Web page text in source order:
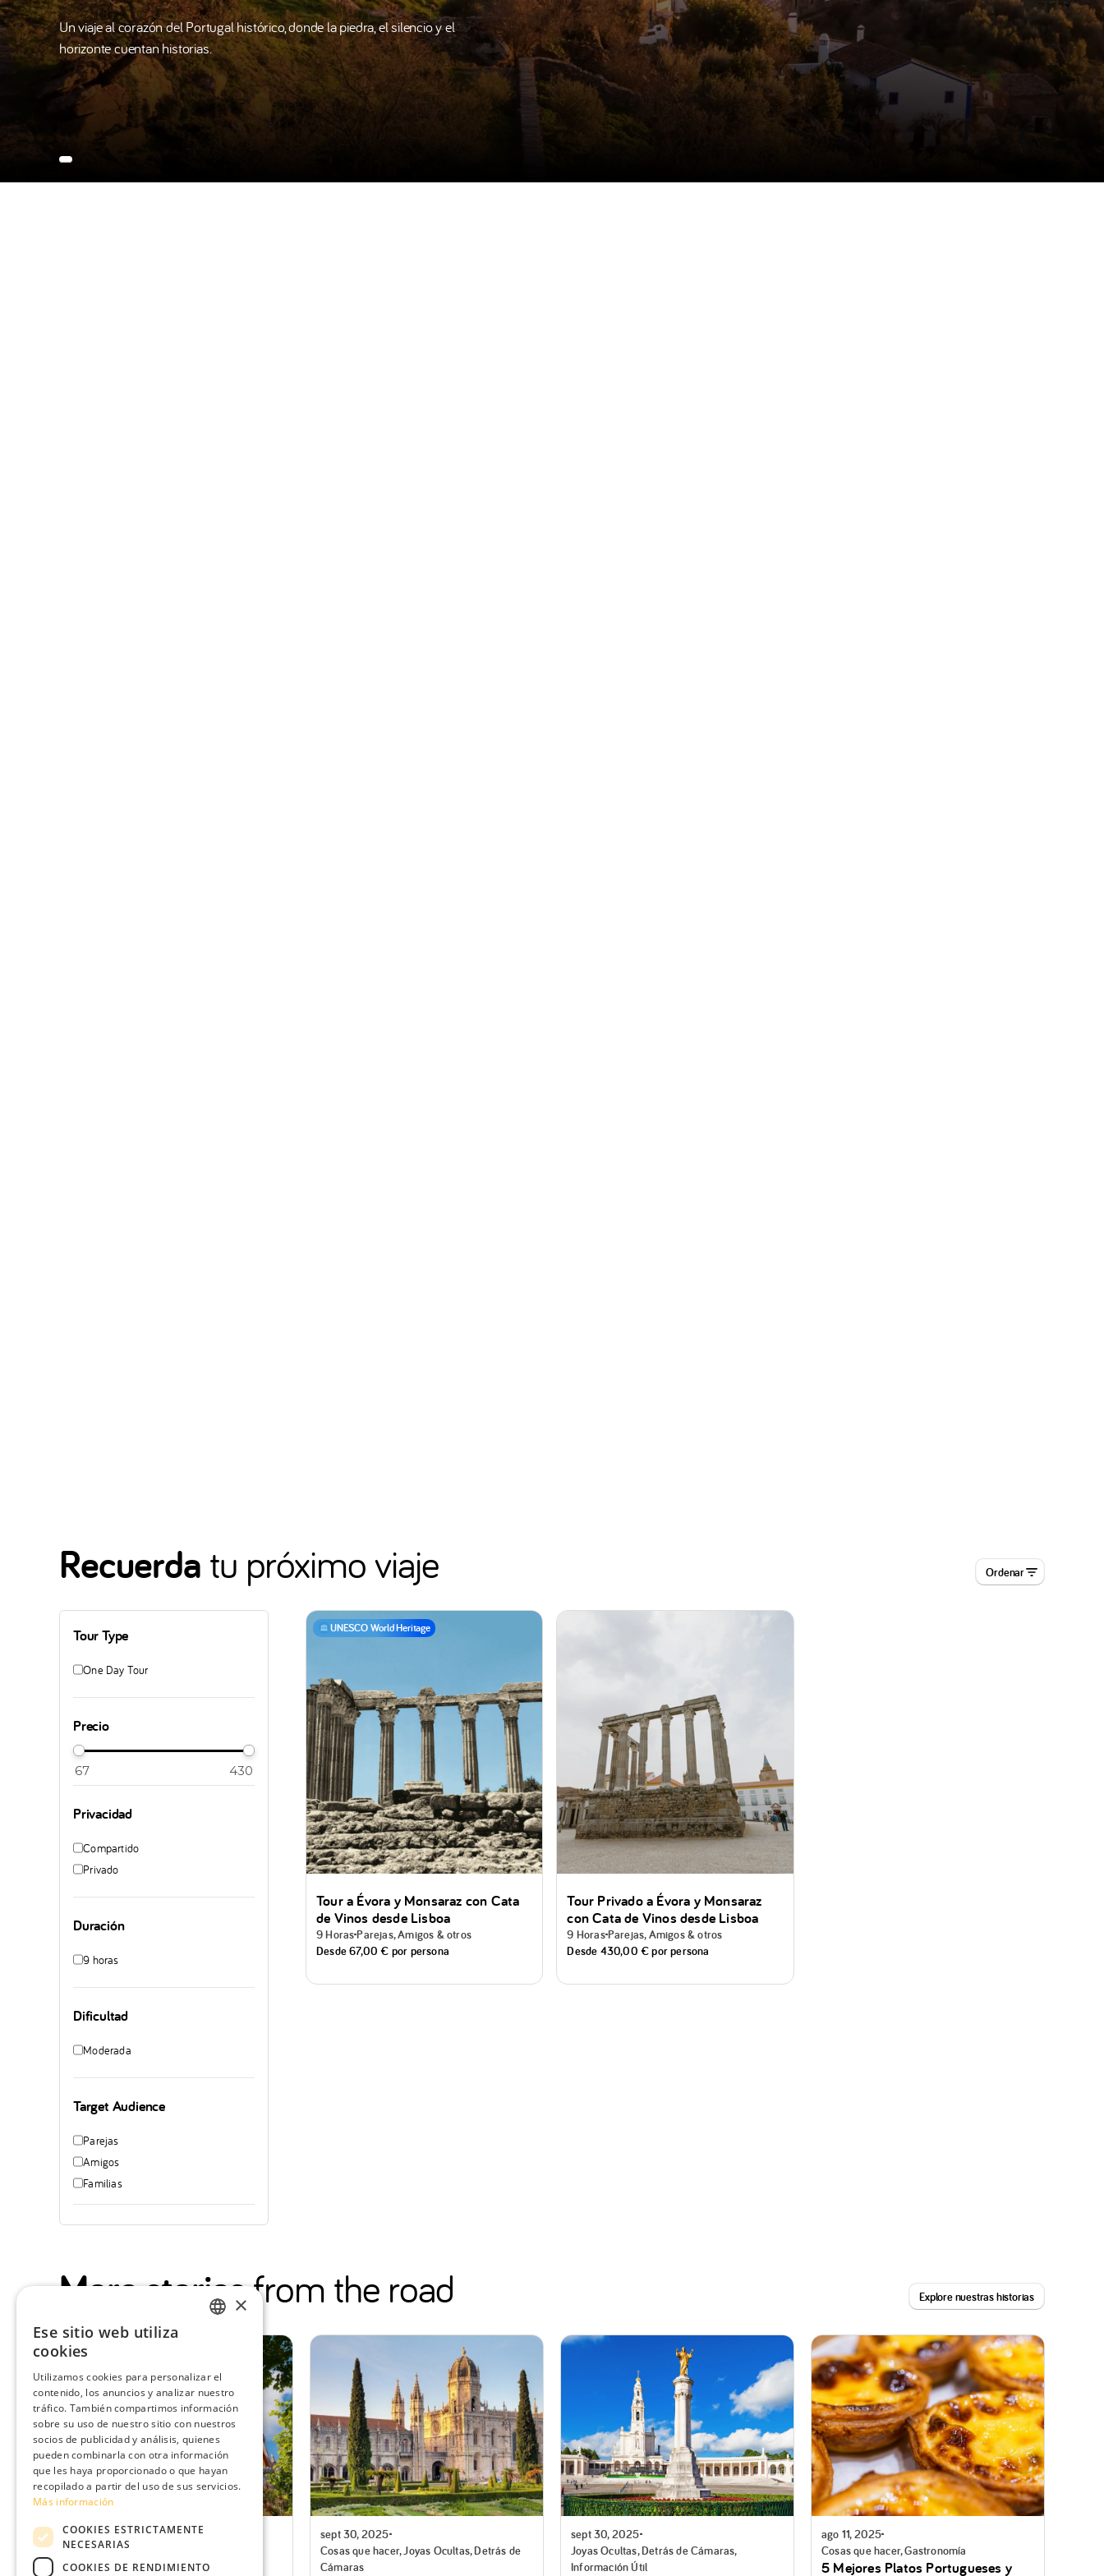
Un viaje al corazón del Portugal histórico, donde la piedra, el silencio y el
horizonte cuentan historias.
Recuerdatu próximo viaje Ordenar
Tour Type
One Day Tour
Precio
Privacidad
Compartido
Privado
Duración
9 horas
Dificultad
Moderada
Target Audience
Parejas
Amigos
Familias
UNESCO World Heritage
Tour a Évora y Monsaraz con Cata
de Vinos desde Lisboa
9 HorasParejas, Amigos & otros
Desde67,00 € por persona
Tour Privado a Évora y Monsaraz
con Cata de Vinos desde Lisboa
9 HorasParejas, Amigos & otros
Desde 430,00 €por persona
More storiesfrom the road Explore nuestras historias
jul 30, 2026 Cosas que hacer
The Best Day Trips from Lisbon:
Complete Guide
sept 30, 2025
Cosas que hacer, Joyas Ocultas, Detrás de
Cámaras
sept 30, 2025
Joyas Ocultas, Detrás de Cámaras,
Información Útil
ago 11, 2025
Cosas que hacer, Gastronomía
5 Mejores Platos Portugueses y
PORTUGUESE
FRENCH
×
Ese sitio web utiliza
cookies
Utilizamos cookies para personalizar el
contenido, los anuncios y analizar nuestro
tráfico. También compartimos información
sobre su uso de nuestro sitio con nuestros
socios de publicidad y análisis, quienes
pueden combinarla con otra información
que les haya proporcionado o que hayan
recopilado a partir del uso de sus servicios.
Más información
COOKIES ESTRICTAMENTE
NECESARIAS
COOKIES DE RENDIMIENTO